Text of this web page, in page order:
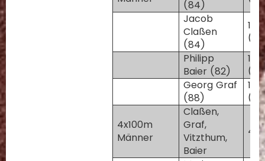
(84)
Jacob
Claßen
(84)
Philipp
Baier (82)
Georg Graf
(88)
4x100m
Männer
Claßen,
Graf,
Vitzthum,
Baier